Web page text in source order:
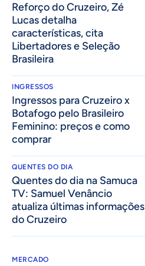
⁠Reforço do Cruzeiro, Zé
Lucas detalha
características, cita
Libertadores e Seleção
Brasileira
INGRESSOS
Ingressos para Cruzeiro x
Botafogo pelo Brasileiro
Feminino: preços e como
comprar
QUENTES DO DIA
Quentes do dia na Samuca
TV: Samuel Venâncio
atualiza últimas informações
do Cruzeiro
MERCADO